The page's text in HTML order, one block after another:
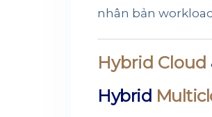
nhân bản
Hybrid Cloud
Hybrid